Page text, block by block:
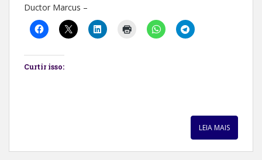
Ductor Marcus –
Curtir isso:
LEIA MAIS